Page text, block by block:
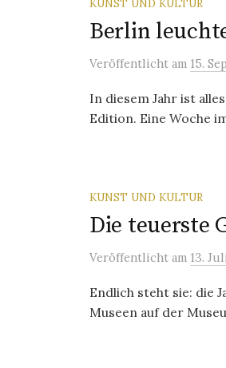
KUNST UND KULTUR
Berlin
Veröffentlicht am 15.
In diesem Jahr ist
Edition. Eine Woche
KUNST UND KULTUR
Die teuerste
Veröffentlicht am 13.
Endlich steht sie: die
Museen auf der